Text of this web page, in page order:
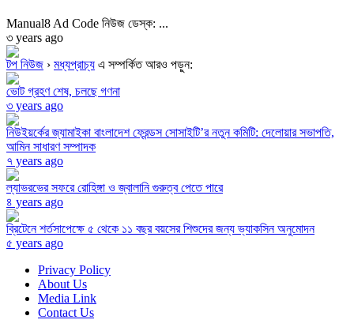
Manual8 Ad Code নিউজ ডেস্ক: ...
৩ years ago
টপ নিউজ › মধ্যপ্রাচ্য এ সম্পর্কিত আরও পড়ুন:
ভোট গ্রহণ শেষ, চলছে গণনা
৩ years ago
নিউইয়র্কের জ্যামাইকা বাংলাদেশ ফ্রেন্ডস সোসাইটি’র নতুন কমিটি: দেলোয়ার সভাপতি,
আমিন সাধারণ সম্পাদক
৭ years ago
ল্যাভরভের সফরে রোহিঙ্গা ও জ্বালানি গুরুত্ব পেতে পারে
৪ years ago
ব্রিটেনে শর্তসাপেক্ষে ৫ থেকে ১১ বছর বয়সের শিশুদের জন্য ভ্যাকসিন অনুমোদন
৫ years ago
Privacy Policy
About Us
Media Link
Contact Us